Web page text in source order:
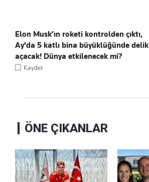
Elon Musk’ın roketi kontrolden çıktı,
Ay'da 5 katlı bina büyüklüğünde delik
açacak! Dünya etkilenecek mi?
Kaydet
ÖNE ÇIKANLAR